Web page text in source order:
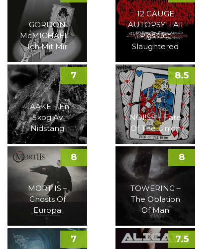
GORDON
McMICHAEL –
Ich Mit Mir
12 GAUGE
AUTOPSY – All
Pigs Get
Slaughtered
TAAKE – En
Skog Av
Nidstang
7
NOI!SE – Fate
Of The Union
8.5
MORTIIS –
Ghosts Of
Europa
8
TOWERING –
The Oblation
Of Man
8
7 7.5